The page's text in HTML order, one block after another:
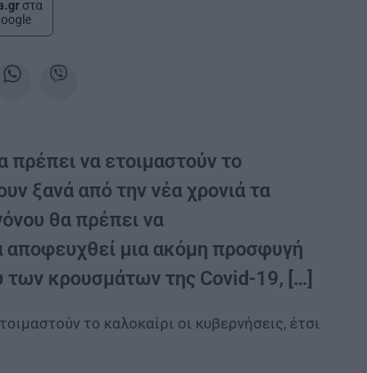
στα
να ετοιμαστούν το
ξανά από την νέα χρονιά τα
θα πρέπει να
αποφευχθεί μια ακόμη προσφυγή
των κρουσμάτων της Covid-19, […]
το καλοκαίρι οι κυβερνήσεις, έτσι